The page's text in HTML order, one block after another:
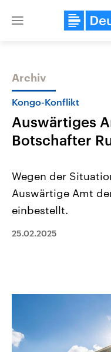
Close
Themen
Landtagswahl Sachsen-
2026
Sachsen-Anhalt wählt
Bundesland von einer
und Hintergründe zu den
und Kandidaten der
Sendungen
Archiv
Kongo-Konflikt
Auswärtiges
Botschafter
Wegen der
Auswärtige Amt
einbestellt.
25.02.2025